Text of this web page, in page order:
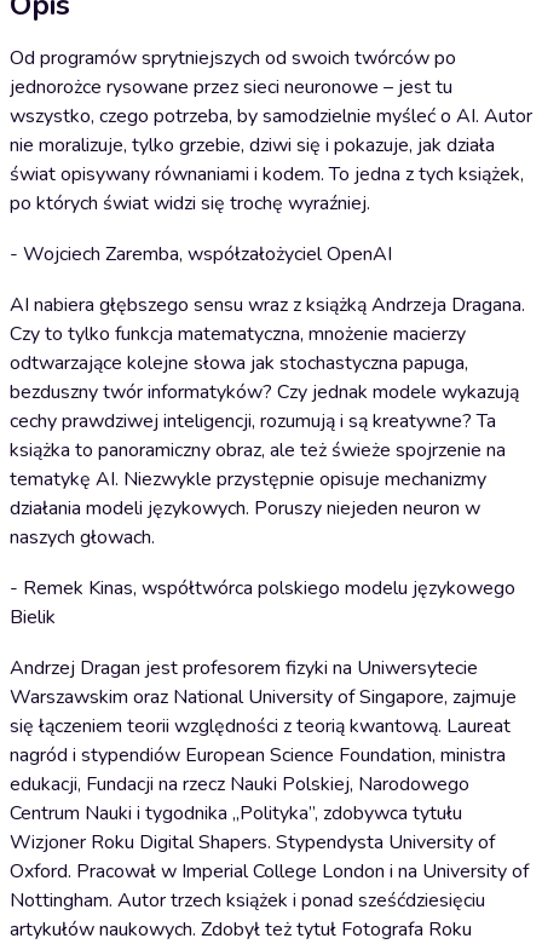
Od programów sprytniejszych od swoich twórców po
jednorożce rysowane przez sieci neuronowe – jest tu
wszystko, czego potrzeba, by samodzielnie myśleć o AI. Autor
nie moralizuje, tylko grzebie, dziwi się i pokazuje, jak działa
świat opisywany równaniami i kodem. To jedna z tych książek,
po których świat widzi się trochę wyraźniej.
- Wojciech Zaremba, współzałożyciel OpenAI
AI nabiera głębszego sensu wraz z książką Andrzeja Dragana.
Czy to tylko funkcja matematyczna, mnożenie macierzy
odtwarzające kolejne słowa jak stochastyczna papuga,
bezduszny twór informatyków? Czy jednak modele wykazują
cechy prawdziwej inteligencji, rozumują i są kreatywne? Ta
książka to panoramiczny obraz, ale też świeże spojrzenie na
tematykę AI. Niezwykle przystępnie opisuje mechanizmy
działania modeli językowych. Poruszy niejeden neuron w
naszych głowach.
- Remek Kinas, współtwórca polskiego modelu językowego
Bielik
Andrzej Dragan jest profesorem fizyki na Uniwersytecie
Warszawskim oraz National University of Singapore, zajmuje
się łączeniem teorii względności z teorią kwantową. Laureat
nagród i stypendiów European Science Foundation, ministra
edukacji, Fundacji na rzecz Nauki Polskiej, Narodowego
Centrum Nauki i tygodnika „Polityka”, zdobywca tytułu
Wizjoner Roku Digital Shapers. Stypendysta University of
Oxford. Pracował w Imperial College London i na University of
Nottingham. Autor trzech książek i ponad sześćdziesięciu
artykułów naukowych. Zdobył też tytuł Fotografa Roku